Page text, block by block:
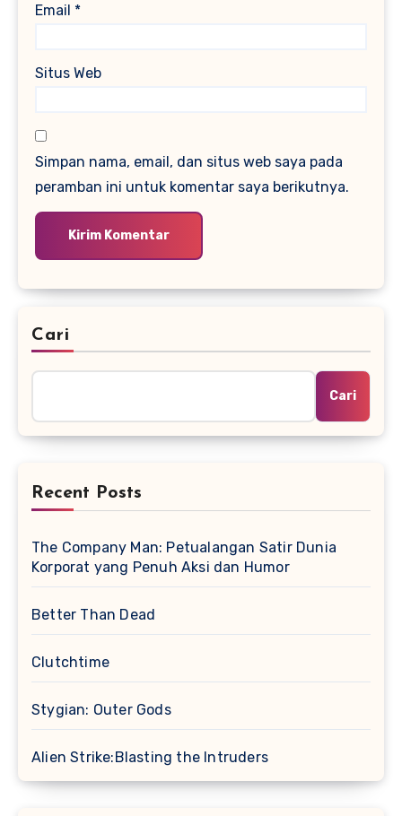
Email *
Situs Web
Simpan nama, email, dan situs web saya pada
peramban ini untuk komentar saya berikutnya.
Cari
Cari
Recent Posts
The Company Man: Petualangan Satir Dunia
Korporat yang Penuh Aksi dan Humor
Better Than Dead
Clutchtime
Stygian: Outer Gods
Alien Strike:Blasting the Intruders